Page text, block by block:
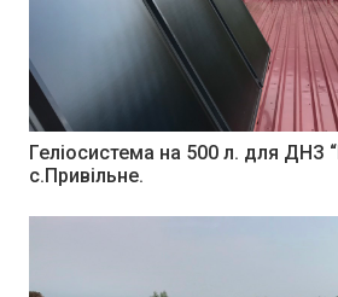
Геліосистема на 500 л. для ДНЗ
с.Привільне.